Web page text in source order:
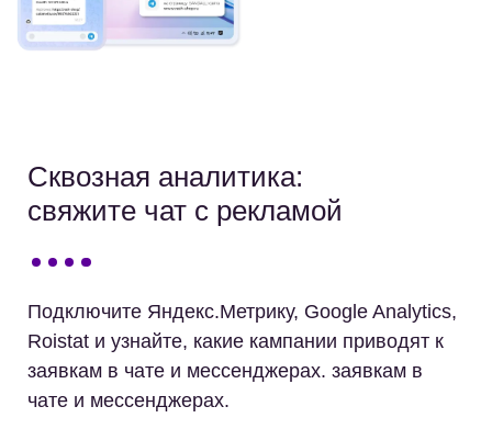
Сквозная аналитика:
свяжите чат с рекламой
Подключите Яндекс.Метрику, Google Analytics,
Roistat и узнайте, какие кампании приводят к
заявкам в чате и мессенджерах. заявкам в
чате и мессенджерах.